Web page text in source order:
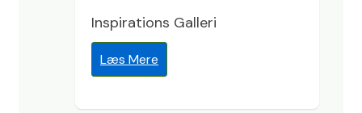
Inspirations Galleri
Læs Mere